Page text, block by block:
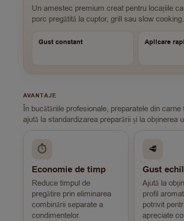
Un amestec premium creat pentru locațiile
porc pregătită la cuptor, grill sau slow cooking.
Gust constant Aplicare
AVANTAJE
În bucătăriile profesionale, preparatele din
ajută la standardizarea preparării și la obținerea
⏱
Economie de timp
Reduce timpul de
pregătire prin eliminarea
combinării separate a
condimentelor.
🥩
Gust
Ajută la
profil
potrivit
apreciate